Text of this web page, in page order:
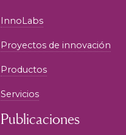
InnoLabs
Proyectos de innovación
Productos
Servicios
Publicaciones